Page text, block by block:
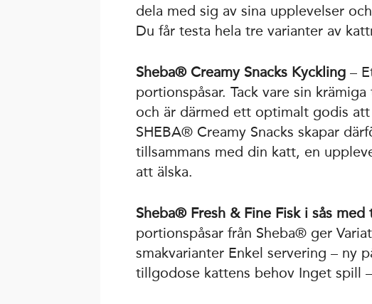
dela med sig av sina upplevelser
Du får testa hela tre varianter av
Sheba® Creamy Snacks Kyckling –
portionspåsar. Tack vare sin
och är därmed ett optimalt godis
SHEBA® Creamy Snacks skapar
tillsammans med din katt, en
att älska.
Sheba® Fresh & Fine Fisk i sås
portionspåsar från Sheba® ger
smakvarianter Enkel servering – ny
tillgodose kattens behov Inget spill